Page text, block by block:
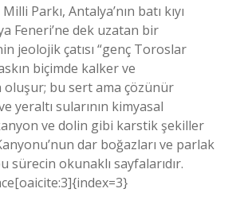
Parkı, Antalya’nın batı kıyı
Feneri’ne dek uzatan bir
jeolojik çatısı “genç Toroslar
biçimde kalker ve
bu sert ama çözünür
yeraltı sularının kimyasal
ve dolin gibi karstik şekiller
dar boğazları ve parlak
sürecin okunaklı sayfalarıdır.